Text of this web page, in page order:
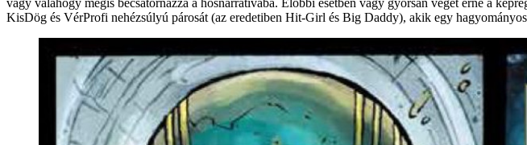
vagy valahogy mégis becsatornázza a hősnarratívába. Előbbi esetben vagy gyorsan véget érne a
KisDög és VérProfi nehézsúlyú párosát (az eredetiben Hit-Girl és Big Daddy), akik egy